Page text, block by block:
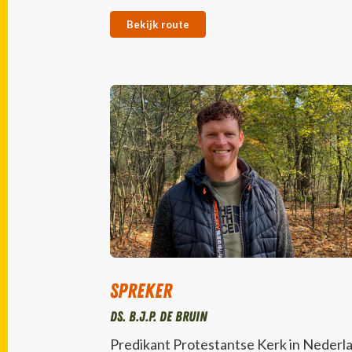
Bekijk route
Spreker
Ds. B.J.P. de Bruin
Predikant Protestantse Kerk in